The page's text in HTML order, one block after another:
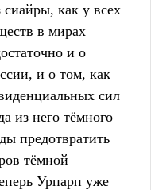
как у всех
в мирах
и о
и о том, как
сил
из него тёмного
предотвратить
тёмной
Урпарп уже